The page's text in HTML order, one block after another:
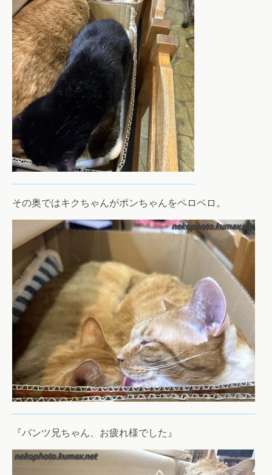
その奥ではキクちゃんがポンちゃんをペロペロ。
『パンツ兄ちゃん、お疲れ様でした』